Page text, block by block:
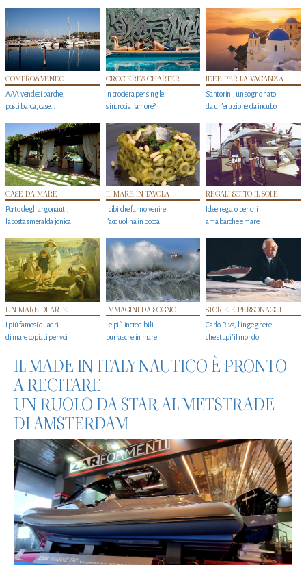
COMPRO&VENDO
AAA vendesi barche,
posti barca, case…
CROCIERE&CHARTER
In crociera per single
s'incrocia l’amore?
IDEE PER LA VACANZA
Santorini, un sogno nato
da un’eruzione da incubo
CASE DA MARE
Porto degli argonauti,
la costa smeralda jonica
IL MARE IN TAVOLA
I cibi che fanno venire
l’acquolina in bocca
REGALI SOTTO IL SOLE
Idee regalo per chi
ama barche e mare
UN MARE DI ARTE
I più famosi quadri
di mare copiati per voi
IMMAGINI DA SOGNO
Le più incredibili
burrasche in mare
STORIE E PERSONAGGI
Carlo Riva, l’ingegnere
che stupi' il mondo
IL MADE IN ITALY NAUTICO È PRONTO
A RECITARE
UN RUOLO DA STAR AL METSTRADE
DI AMSTERDAM